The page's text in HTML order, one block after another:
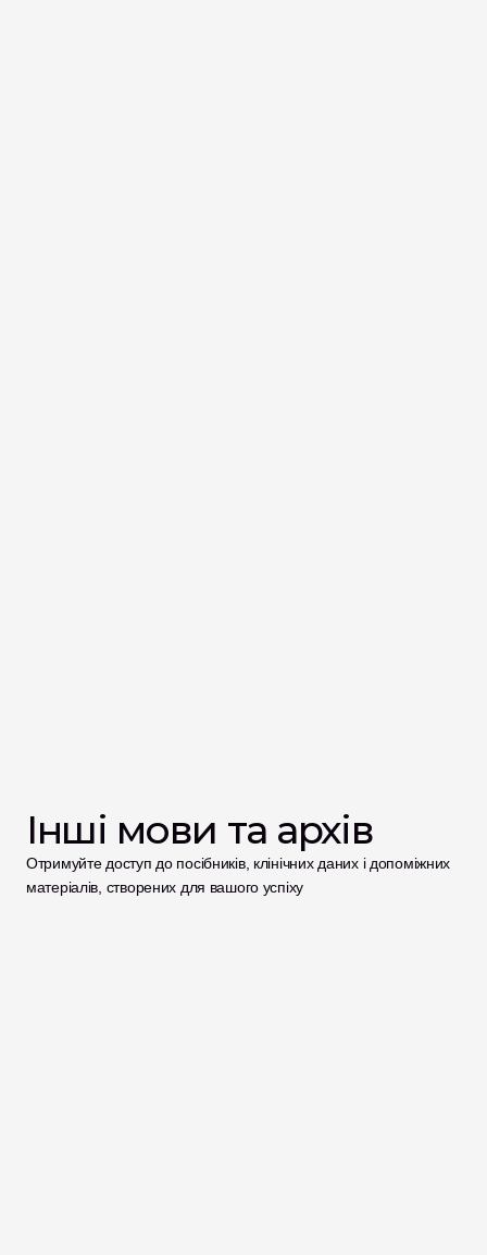
Інші мови та архів
Отримуйте доступ до посібників, клінічних даних і допоміжних
матеріалів, створених для вашого успіху